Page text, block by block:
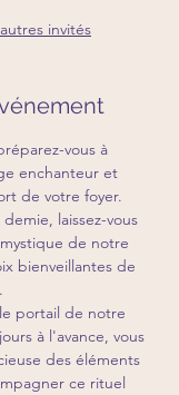
invités
vous à
enchanteur et
de votre foyer.
laissez-vous
de notre
bienveillantes de
portail de notre
à l'avance, vous
des éléments
ce rituel